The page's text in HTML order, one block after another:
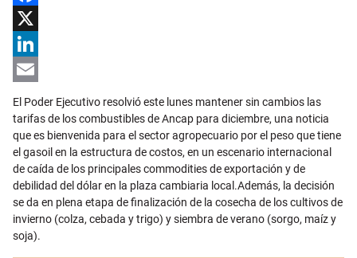
Facebook
X
LinkedIn
Email
El Poder Ejecutivo resolvió este lunes mantener sin cambios las
tarifas de los combustibles de Ancap para diciembre, una noticia
que es bienvenida para el sector agropecuario por el peso que tiene
el gasoil en la estructura de costos, en un escenario internacional
de caída de los principales commodities de exportación y de
debilidad del dólar en la plaza cambiaria local.Además, la decisión
se da en plena etapa de finalización de la cosecha de los cultivos de
invierno (colza, cebada y trigo) y siembra de verano (sorgo, maíz y
soja).